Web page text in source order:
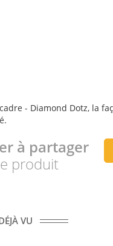
- Diamond Dotz, la
à partager
produit
VU